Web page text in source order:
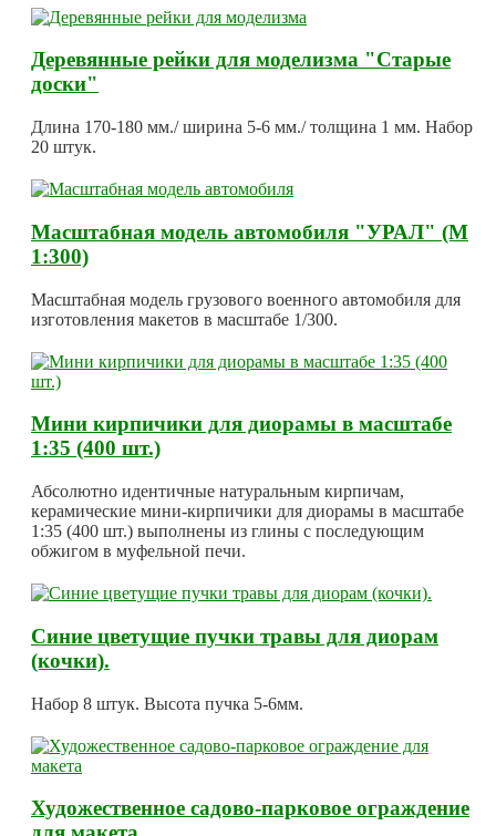
Деревянные рейки для моделизма "Старые
доски"
Длина 170-180 мм./ ширина 5-6 мм./ толщина 1 мм. Набор
20 штук.
Масштабная модель автомобиля "УРАЛ" (М
1:300)
Масштабная модель грузового военного автомобиля для
изготовления макетов в масштабе 1/300.
Мини кирпичики для диорамы в масштабе
1:35 (400 шт.)
Абсолютно идентичные натуральным кирпичам,
керамические мини-кирпичики для диорамы в масштабе
1:35 (400 шт.) выполнены из глины с последующим
обжигом в муфельной печи.
Синие цветущие пучки травы для диорам
(кочки).
Набор 8 штук. Высота пучка 5-6мм.
Художественное садово-парковое ограждение